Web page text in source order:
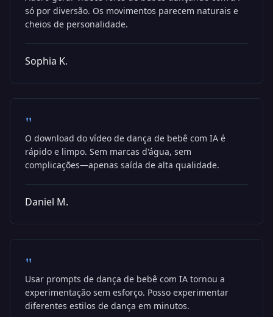
só por diversão. Os movimentos parecem naturais e
cheios de personalidade.
Sophia K.
"
O download do vídeo de dança de bebê com IA é
rápido e limpo. Sem marcas d'água, sem
complicações—apenas saída de alta qualidade.
Daniel M.
"
Usar prompts de dança de bebê com IA tornou a
experimentação sem esforço. Posso experimentar
diferentes estilos de dança em minutos.